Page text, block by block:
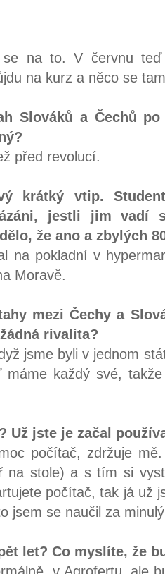
na to. V červnu
na kurz a něco se
Slováků a Čechů
před revolucí.
krátký vtip.
jestli jim vadí
že ano a zbylých
na pokladní v
Moravě.
mezi Čechy a
rivalita?
jsme byli v jednom
máme každý své,
Už jste je začal
počítač, zdržuje
na stole) a s tím si
počítač, tak já už
jsem se naučil za
let? Co myslíte, že